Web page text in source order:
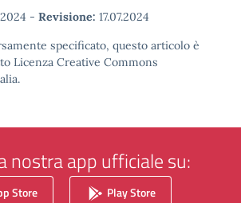
- Revisione: 17.07.2024
specificato, questo articolo è
Licenza Creative Commons
nostra app ufficiale su:
Store Play Store